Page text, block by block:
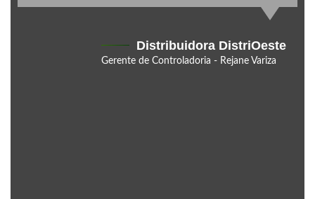
Distribuidora DistriOeste
Gerente de Controladoria - Rejane Variza